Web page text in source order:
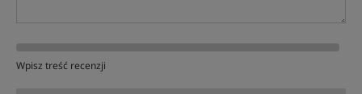
Wpisz treść recenzji